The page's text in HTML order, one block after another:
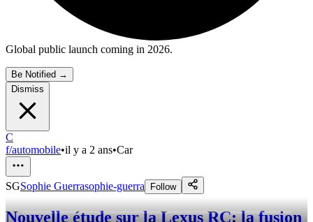
Global public launch coming in 2026.
Be Notified →
Dismiss
C
f/automobile•il y a 2 ans•Car
SGSophie Guerrasophie-guerra Follow
Nouvelle étude sur la Lexus RC: la fusion